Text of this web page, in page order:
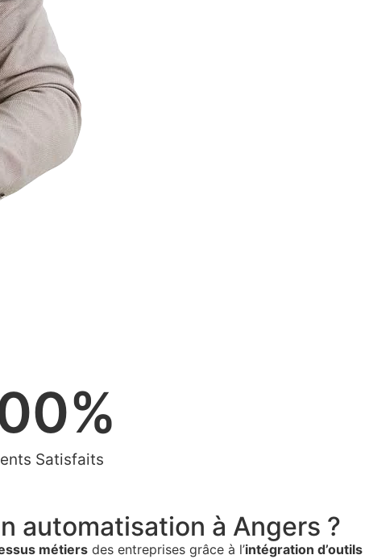
Satisfaits
%
automatisation à Angers ?
métiers des entreprises grâce à l’intégration d’outils